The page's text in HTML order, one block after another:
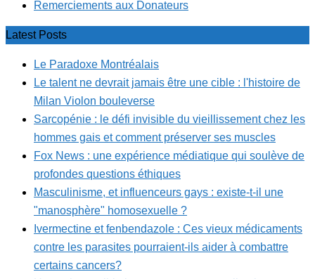
Remerciements aux Donateurs
Latest Posts
Le Paradoxe Montréalais
Le talent ne devrait jamais être une cible : l'histoire de
Milan Violon bouleverse
Sarcopénie : le défi invisible du vieillissement chez les
hommes gais et comment préserver ses muscles
Fox News : une expérience médiatique qui soulève de
profondes questions éthiques
Masculinisme, et influenceurs gays : existe-t-il une
"manosphère" homosexuelle ?
Ivermectine et fenbendazole : Ces vieux médicaments
contre les parasites pourraient-ils aider à combattre
certains cancers?